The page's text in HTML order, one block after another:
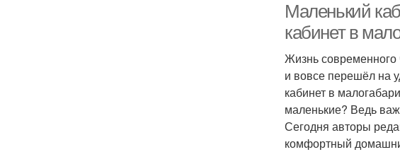
Маленький
кабинет в
Жизнь современного
и вовсе перешёл на
кабинет в
маленькие? Ведь
Сегодня авторы
комфортный